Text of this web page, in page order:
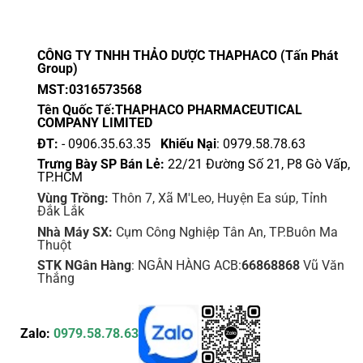
CÔNG TY TNHH THẢO DƯỢC THAPHACO (Tấn Phát
Group)
MST:0316573568
Tên Quốc Tế:THAPHACO PHARMACEUTICAL
COMPANY LIMITED
ĐT: - 0906.35.63.35 Khiếu Nại: 0979.58.78.63
Trưng Bày SP Bán Lẻ: 22/21 Đường Số 21, P8 Gò Vấp,
TP.HCM
Vùng Trồng: Thôn 7, Xã M'Leo, Huyện Ea súp, Tỉnh
Đắk Lắk
Nhà Máy SX: Cụm Công Nghiệp Tân An, TP.Buôn Ma
Thuột
STK NGân Hàng: NGÂN HÀNG ACB:66868868Vũ Văn
Thắng
Zalo: 0979.58.78.63